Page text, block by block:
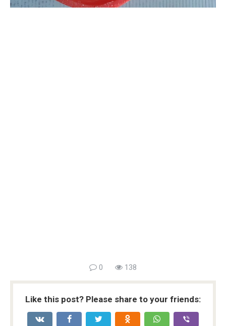
0 138
Like this post? Please share to your friends: